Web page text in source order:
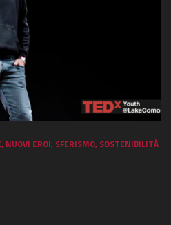
, NUOVI EROI, SFERISMO, SOSTENIBILITÀ